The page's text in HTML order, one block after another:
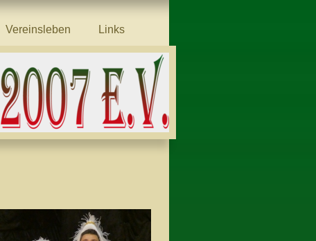
Vereinsleben Links